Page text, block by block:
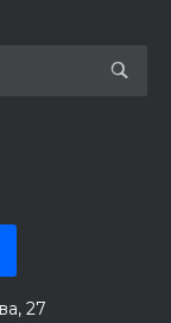
27